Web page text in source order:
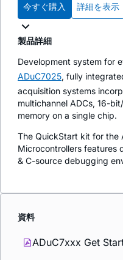
今すぐ購入 詳細を表示
製品詳細
Development system for
ADuC7025, fully
acquisition systems
multichannel ADCs, 16-
memory on a single chip.
The QuickStart kit for the
Microcontrollers features
& C-source debugging
資料
ADuC7xxx Get